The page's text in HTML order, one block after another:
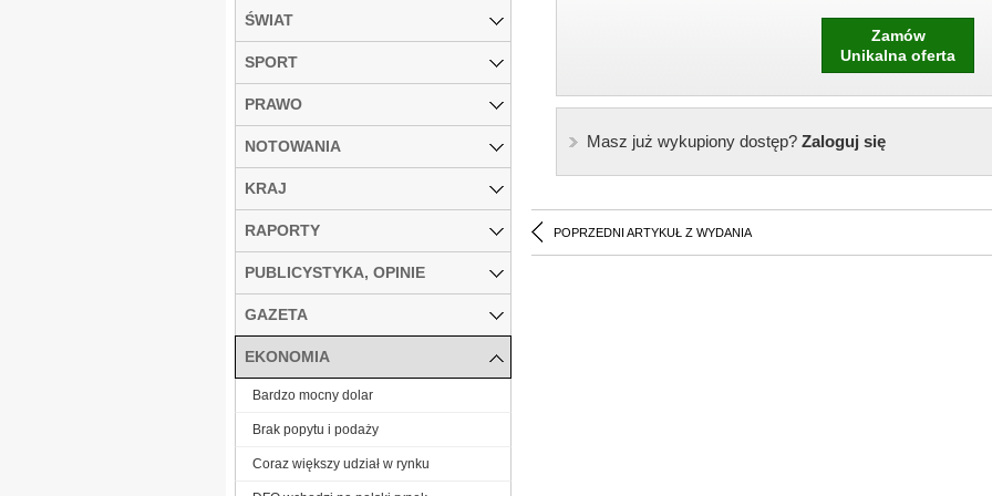
Zamów
Unikalna oferta
Masz już wykupiony dostęp?Zaloguj się
POPRZEDNI ARTYKUŁ Z WYDANIA
ŚWIAT
SPORT
PRAWO
NOTOWANIA
KRAJ
RAPORTY
PUBLICYSTYKA, OPINIE
GAZETA
EKONOMIA
Bardzo mocny dolar
Brak popytu i podaży
Coraz większy udział w rynku